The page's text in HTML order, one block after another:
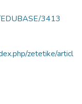
EDUBASE/3413
zetetike/articl